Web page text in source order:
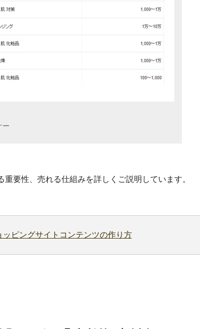
ー
要性、売れる仕組みを詳しくご説明しています。
ッピングサイトコンテンツの作り方